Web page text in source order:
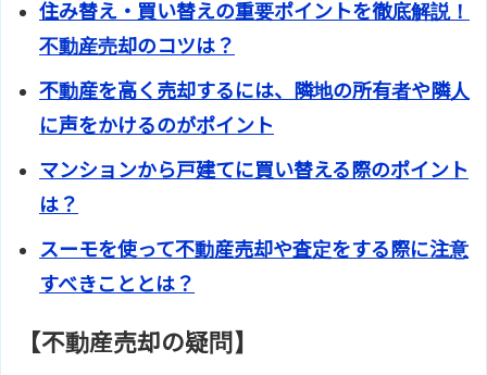
住み替え・買い替えの重要ポイントを徹底解説！
不動産売却のコツは？
不動産を高く売却するには、隣地の所有者や隣人
に声をかけるのがポイント
マンションから戸建てに買い替える際のポイント
は？
スーモを使って不動産売却や査定をする際に注意
すべきこととは？
【不動産売却の疑問】